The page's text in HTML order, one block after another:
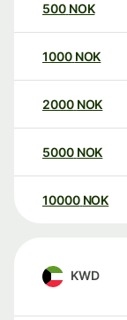
500 NOK
1000 NOK
2000 NOK
5000 NOK
10000 NOK
KWD